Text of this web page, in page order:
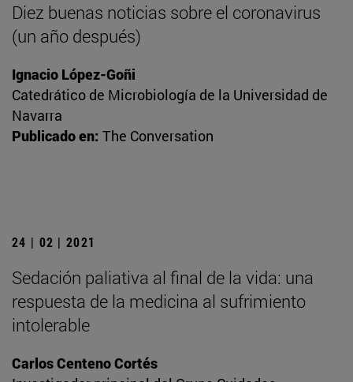
Diez buenas noticias sobre el coronavirus
(un año después)
Ignacio López-Goñi
Catedrático de Microbiología de la Universidad de
Navarra
Publicado en: The Conversation
24 | 02 | 2021
Sedación paliativa al final de la vida: una
respuesta de la medicina al sufrimiento
intolerable
Carlos Centeno Cortés